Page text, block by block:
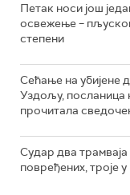
Петак носи још
освежење –
степени
Сећање на убијене
Уздољу, посланица
прочитала
Судар два
повређених, троје